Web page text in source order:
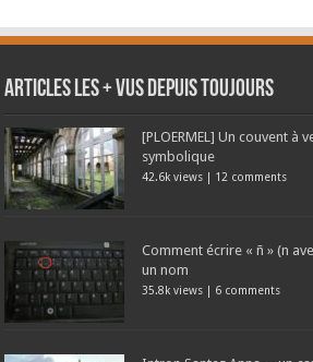
Articles les + vus depuis toujours
[PLOERMEL] Un couvent à
symbolique
42.6k views | 12 comments
Comment écrire « ñ » (n
un nom
35.8k views | 6 comments